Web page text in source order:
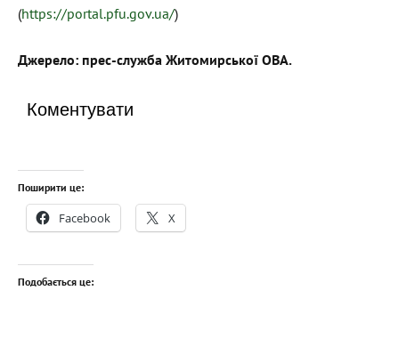
(https://portal.pfu.gov.ua/)
Джерело: прес-служба Житомирської ОВА.
Коментувати
Поширити це:
Facebook X
Подобається це: